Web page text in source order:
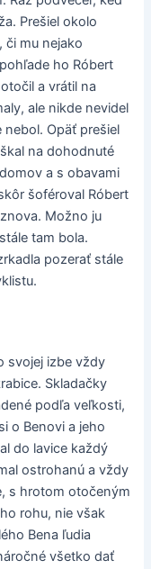
Prešiel okolo
či mu nejako
ho Róbert
a vrátil na
ale nikde nevidel
nebol. Opäť prešiel
na dohodnuté
a s obavami
šoféroval Róbert
Možno ju
tam bola.
pozerať stále
svojej izbe vždy
Skladačky
podľa veľkosti,
o Benovi a jeho
do lavice každý
ostrohanú a vždy
s hrotom otočeným
rohu, nie však
Bena ľudia
všetko dať